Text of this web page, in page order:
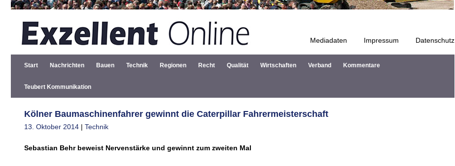
Mediadaten Impressum Datenschutz
Zum Inhalt springen
Start Nachrichten Bauen Technik Regionen Recht Qualität Wirtschaften Verband Kommentare
Teubert Kommunikation
Kölner Baumaschinenfahrer gewinnt die Caterpillar Fahrermeisterschaft
13. Oktober 2014 | Technik
Sebastian Behr beweist Nervenstärke und gewinnt zum zweiten Mal